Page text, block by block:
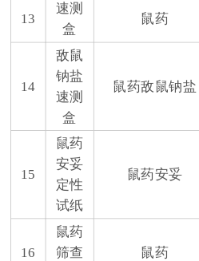
13
速测
盒
鼠药
14
敌鼠
钠盐
速测
盒
鼠药敌鼠钠盐
15
鼠药
安妥
定性
试纸
鼠药安妥
16
鼠药
筛查
鼠药